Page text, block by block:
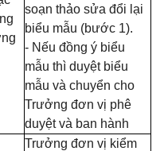
soạn thảo sửa đổi lại
biểu mẫu (bước 1).
- Nếu đồng ý biểu
mẫu thì duyệt biểu
mẫu và chuyển cho
Trưởng đơn vị phê
duyệt và ban hành
Trưởng đơn vị kiểm